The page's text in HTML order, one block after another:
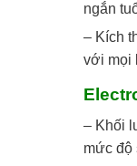
ngắn
– Kích
với mọi
– Khối
mức độ